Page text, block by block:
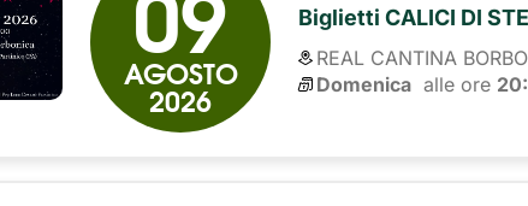
AGOSTO
2026
Biglietti CALICI DI
REAL CANTINA
Domenica alle ore